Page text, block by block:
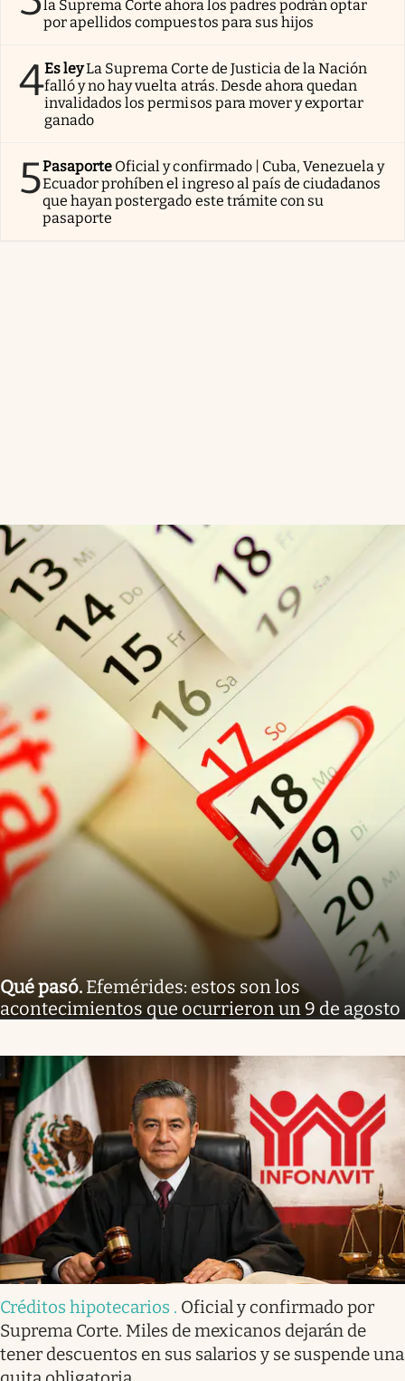
la Suprema Corte ahora los padres podrán optar
por apellidos compuestos para sus hijos
4Es leyLa Suprema Corte de Justicia de la Nación
falló y no hay vuelta atrás. Desde ahora quedan
invalidados los permisos para mover y exportar
ganado
5Pasaporte Oficial y confirmado | Cuba, Venezuela y
Ecuador prohíben el ingreso al país de ciudadanos
que hayan postergado este trámite con su
pasaporte
Qué pasó. Efemérides: estos son los
acontecimientos que ocurrieron un 9 de agosto
Créditos hipotecarios . Oficial y confirmado por
Suprema Corte. Miles de mexicanos dejarán de
tener descuentos en sus salarios y se suspende una